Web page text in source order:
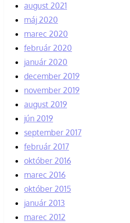
august 2021
máj 2020
marec 2020
február 2020
január 2020
december 2019
november 2019
august 2019
jún 2019
september 2017
február 2017
október 2016
marec 2016
október 2015
január 2013
marec 2012